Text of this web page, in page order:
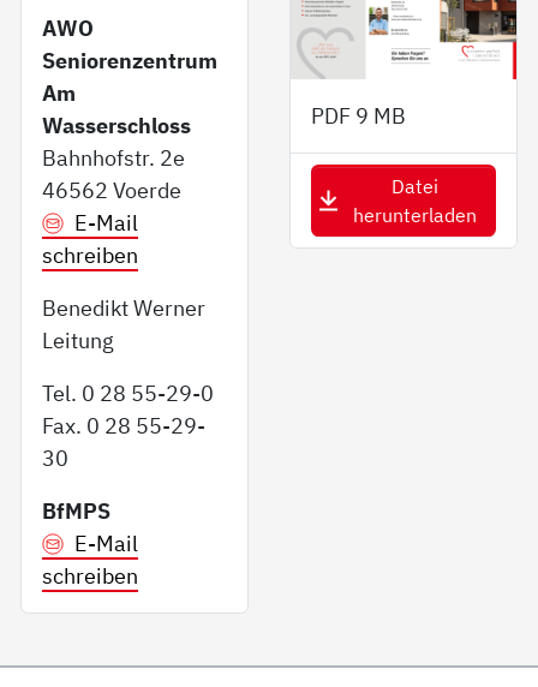
AWO
Seniorenzentrum
Am
Wasserschloss
Bahnhofstr. 2e
46562 Voerde
E-Mail
schreiben
Benedikt Werner
Leitung
Tel. 0 28 55-29-0
Fax. 0 28 55-29-
30
BfMPS
E-Mail
schreiben
PDF 9 MB
Datei
herunterladen